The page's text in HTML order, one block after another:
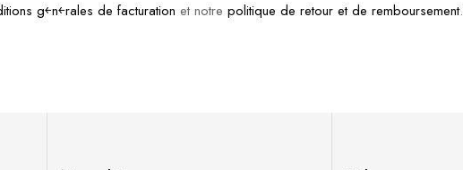
g￩n￩rales de facturation et notre politique de retour et de remboursement.